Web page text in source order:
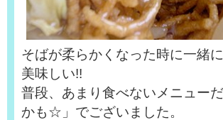
そばが柔らかくなった時に一緒
美味しい!!
普段、あまり食べないメニュー
かも☆」でございました。